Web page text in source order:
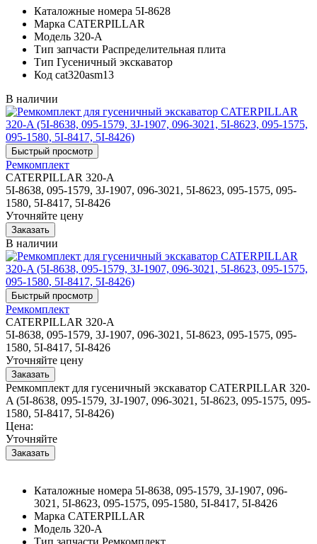
Каталожные номера 5I-8628
Марка CATERPILLAR
Модель 320-A
Тип запчасти Распределительная плита
Тип Гусеничный экскаватор
Код cat320asm13
В наличии
Ремкомплект
CATERPILLAR 320-A
5I-8638, 095-1579, 3J-1907, 096-3021, 5I-8623, 095-1575, 095-
1580, 5I-8417, 5I-8426
Уточняйте цену
В наличии
Ремкомплект
CATERPILLAR 320-A
5I-8638, 095-1579, 3J-1907, 096-3021, 5I-8623, 095-1575, 095-
1580, 5I-8417, 5I-8426
Уточняйте цену
Ремкомплект для гусеничный экскаватор CATERPILLAR 320-
A (5I-8638, 095-1579, 3J-1907, 096-3021, 5I-8623, 095-1575, 095-
1580, 5I-8417, 5I-8426)
Цена:
Уточняйте
Каталожные номера 5I-8638, 095-1579, 3J-1907, 096-
3021, 5I-8623, 095-1575, 095-1580, 5I-8417, 5I-8426
Марка CATERPILLAR
Модель 320-A
Тип запчасти Ремкомплект